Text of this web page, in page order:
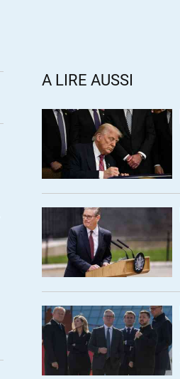
A LIRE AUSSI